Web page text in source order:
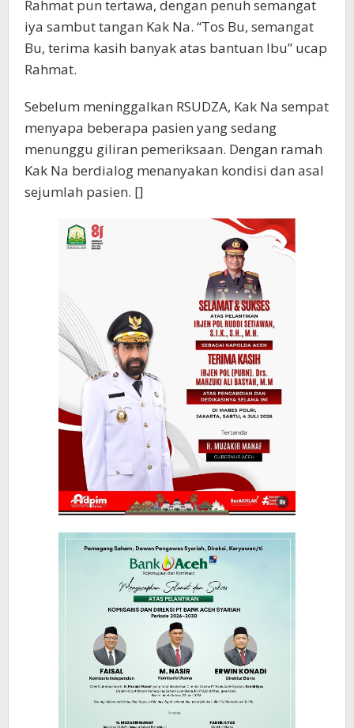
Rahmat pun tertawa, dengan penuh semangat
iya sambut tangan Kak Na. “Tos Bu, semangat
Bu, terima kasih banyak atas bantuan Ibu” ucap
Rahmat.
Sebelum meninggalkan RSUDZA, Kak Na sempat
menyapa beberapa pasien yang sedang
menunggu giliran pemeriksaan. Dengan ramah
Kak Na berdialog menanyakan kondisi dan asal
sejumlah pasien. []